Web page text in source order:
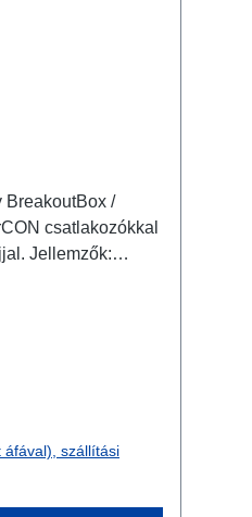
/
csatlakozókkal
Jellemzők:
bővíthető
konferencia
áfával), szállítási